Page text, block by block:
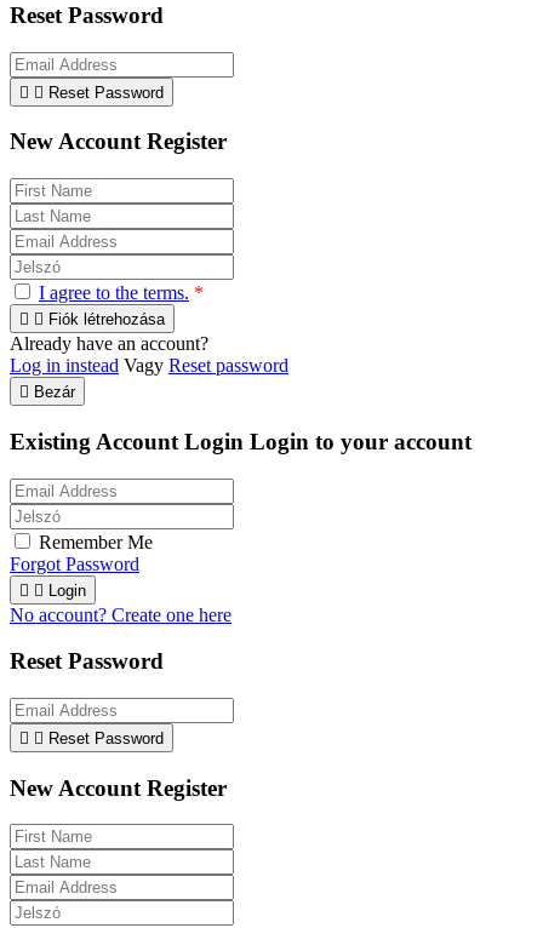
Reset Password
  Reset Password
New Account Register
I agree to the terms. *
  Fiók létrehozása
Already have an account?
Log in instead Vagy Reset password
 Bezár
Existing Account Login Login to your account
Remember Me
Forgot Password
  Login
No account? Create one here
Reset Password
  Reset Password
New Account Register